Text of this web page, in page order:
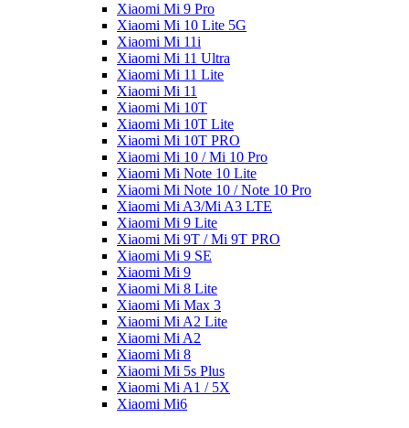
Xiaomi Mi 9 Pro
Xiaomi Mi 10 Lite 5G
Xiaomi Mi 11i
Xiaomi Mi 11 Ultra
Xiaomi Mi 11 Lite
Xiaomi Mi 11
Xiaomi Mi 10T
Xiaomi Mi 10T Lite
Xiaomi Mi 10T PRO
Xiaomi Mi 10 / Mi 10 Pro
Xiaomi Mi Note 10 Lite
Xiaomi Mi Note 10 / Note 10 Pro
Xiaomi Mi A3/Mi A3 LTE
Xiaomi Mi 9 Lite
Xiaomi Mi 9T / Mi 9T PRO
Xiaomi Mi 9 SE
Xiaomi Mi 9
Xiaomi Mi 8 Lite
Xiaomi Mi Max 3
Xiaomi Mi A2 Lite
Xiaomi Mi A2
Xiaomi Mi 8
Xiaomi Mi 5s Plus
Xiaomi Mi A1 / 5X
Xiaomi Mi6